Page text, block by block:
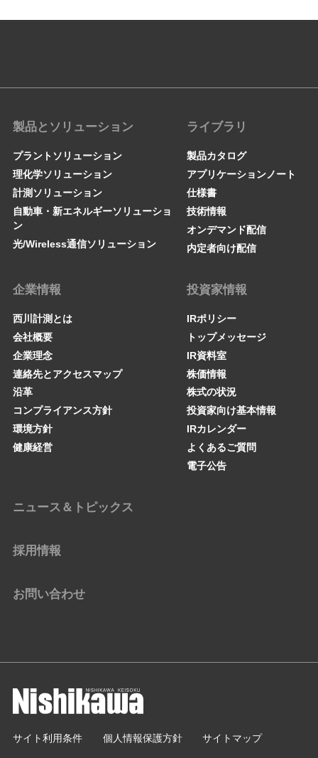
製品とソリューション
プラントソリューション
理化学ソリューション
計測ソリューション
自動車・新エネルギーソリューショ
ン
光/Wireless通信ソリューション
ライブラリ
製品カタログ
アプリケーションノート
仕様書
技術情報
オンデマンド配信
内定者向け配信
企業情報
西川計測とは
会社概要
企業理念
連絡先とアクセスマップ
沿革
コンプライアンス方針
環境方針
健康経営
投資家情報
IRポリシー
トップメッセージ
IR資料室
株価情報
株式の状況
投資家向け基本情報
IRカレンダー
よくあるご質問
電子公告
ニュース＆トピックス
採用情報
お問い合わせ
サイト利用条件 個人情報保護方針 サイトマップ